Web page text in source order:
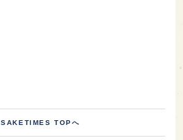
SAKETIMES TOPへ